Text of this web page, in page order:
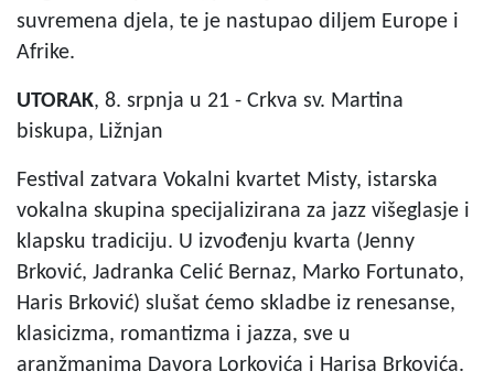
suvremena djela, te je nastupao diljem Europe i
Afrike.
UTORAK, 8. srpnja u 21 - Crkva sv. Martina
biskupa, Ližnjan
Festival zatvara Vokalni kvartet Misty, istarska
vokalna skupina specijalizirana za jazz višeglasje i
klapsku tradiciju. U izvođenju kvarta (Jenny
Brković, Jadranka Celić Bernaz, Marko Fortunato,
Haris Brković) slušat ćemo skladbe iz renesanse,
klasicizma, romantizma i jazza, sve u
aranžmanima Davora Lorkovića i Harisa Brkovića.